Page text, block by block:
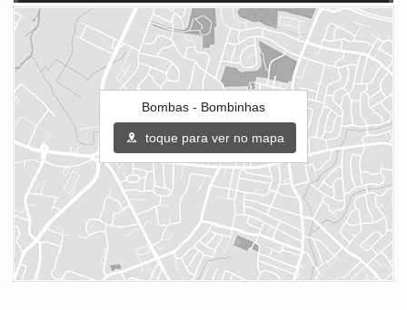
Bombas - Bombinhas
toque para ver no mapa